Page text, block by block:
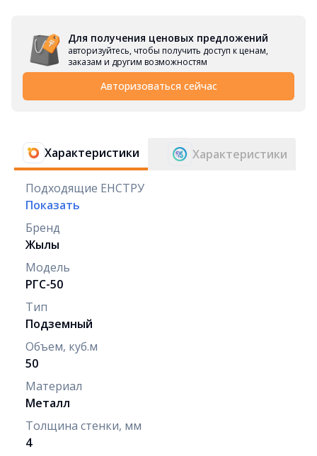
Для получения ценовых предложений
авторизуйтесь, чтобы получить доступ к ценам,
заказам и другим возможностям
Авторизоваться сейчас
Характеристики Характеристики
Подходящие ЕНСТРУ
Показать
Бренд
Жылы
Модель
РГС-50
Тип
Подземный
Объем, куб.м
50
Материал
Металл
Толщина стенки, мм
4